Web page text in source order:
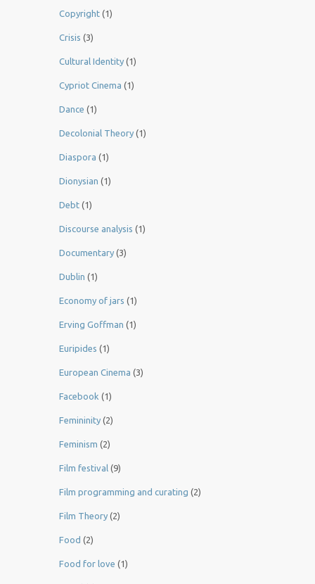
Copyright (1)
Crisis (3)
Cultural Identity (1)
Cypriot Cinema (1)
Dance (1)
Decolonial Theory (1)
Diaspora (1)
Dionysian (1)
Debt (1)
Discourse analysis (1)
Documentary (3)
Dublin (1)
Economy of jars (1)
Erving Goffman (1)
Euripides (1)
European Cinema (3)
Facebook (1)
Femininity (2)
Feminism (2)
Film festival (9)
Film programming and curating (2)
Film Theory (2)
Food (2)
Food for love (1)